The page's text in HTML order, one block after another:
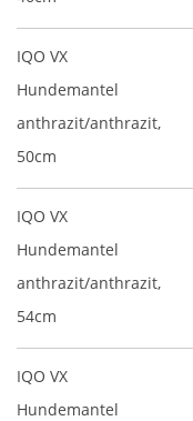
IQO VX
Hundemantel
anthrazit/anthrazit,
50cm
IQO VX
Hundemantel
anthrazit/anthrazit,
54cm
IQO VX
Hundemantel